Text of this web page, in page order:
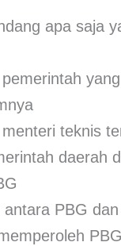
apa saja
teknis
daerah
antara PBG